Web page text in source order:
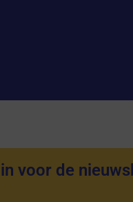
voor de